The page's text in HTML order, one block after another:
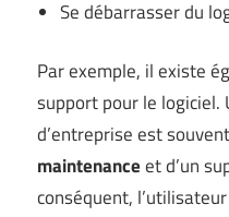
Se débarrasser du
Par exemple, il existe
support pour le logiciel.
d’entreprise est
maintenanceet d’un
conséquent,